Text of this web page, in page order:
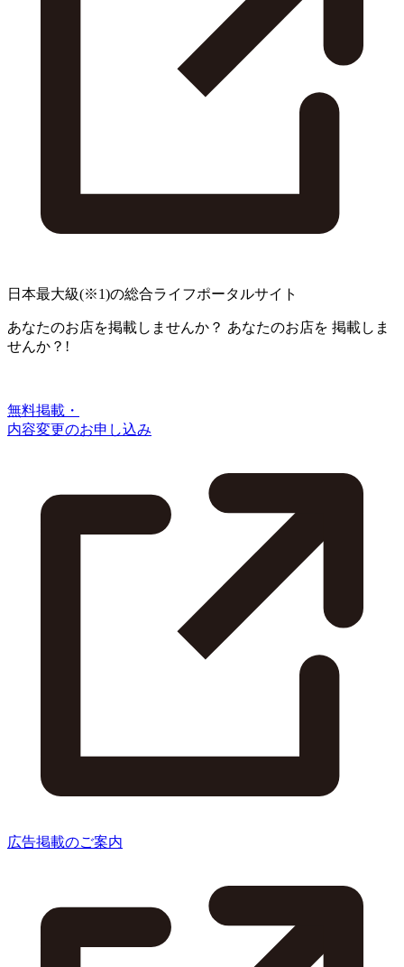
日本最大級(※1)の総合ライフポータルサイト
あなたのお店を掲載しませんか？ あなたのお店を 掲載しま
せんか？!
無料掲載・
内容変更のお申し込み
広告掲載のご案内